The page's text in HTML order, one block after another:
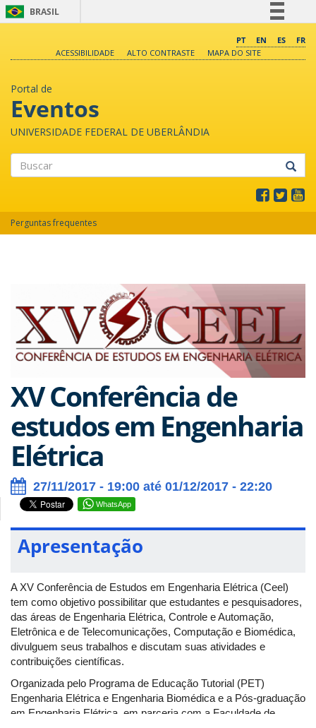
BRASIL
Comunica BR
PT EN ES
FR
ACESSIBILIDADE
ALTO CONTRASTE MAPA DO SITE
Portal de
Eventos
UNIVERSIDADE FEDERAL DE UBERLÂNDIA
Perguntas frequentes
XV Conferência de
estudos em Engenharia
Elétrica
27/11/2017 - 19:00 até 01/12/2017 - 22:20
WhatsApp
Apresentação
A XV Conferência de Estudos em Engenharia Elétrica (Ceel)
tem como objetivo possibilitar que estudantes e pesquisadores,
das áreas de Engenharia Elétrica, Controle e Automação,
Eletrônica e de Telecomunicações, Computação e Biomédica,
divulguem seus trabalhos e discutam suas atividades e
contribuições científicas.
Organizada pelo Programa de Educação Tutorial (PET)
Engenharia Elétrica e Engenharia Biomédica e a Pós-graduação
em Engenharia Elétrica, em parceria com a Faculdade de